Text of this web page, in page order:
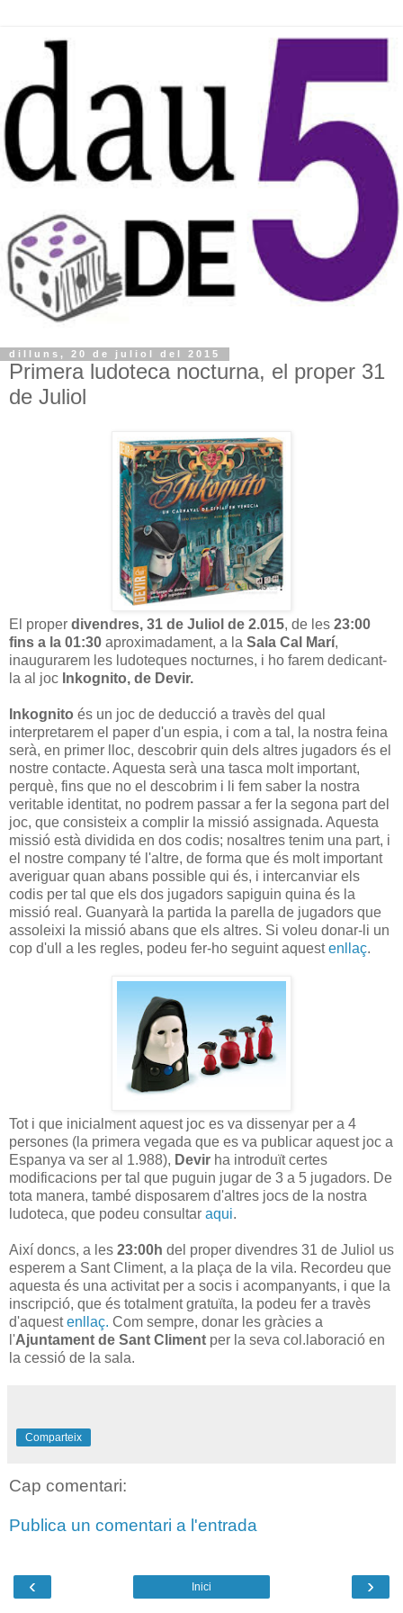
dilluns, 20 de juliol del 2015
Primera ludoteca nocturna, el proper 31
de Juliol
El proper divendres, 31 de Juliol de 2.015, de les 23:00
fins a la 01:30 aproximadament, a la Sala Cal Marí,
inaugurarem les ludoteques nocturnes, i ho farem dedicant-
la al joc Inkognito, de Devir.
Inkognito és un joc de deducció a travès del qual
interpretarem el paper d'un espia, i com a tal, la nostra feina
serà, en primer lloc, descobrir quin dels altres jugadors és el
nostre contacte. Aquesta serà una tasca molt important,
perquè, fins que no el descobrim i li fem saber la nostra
veritable identitat, no podrem passar a fer la segona part del
joc, que consisteix a complir la missió assignada. Aquesta
missió està dividida en dos codis; nosaltres tenim una part, i
el nostre company té l'altre, de forma que és molt important
averiguar quan abans possible qui és, i intercanviar els
codis per tal que els dos jugadors sapiguin quina és la
missió real. Guanyarà la partida la parella de jugadors que
assoleixi la missió abans que els altres. Si voleu donar-li un
cop d'ull a les regles, podeu fer-ho seguint aquestenllaç.
Tot i que inicialment aquest joc es va dissenyar per a 4
persones (la primera vegada que es va publicar aquest joc a
Espanya va ser al 1.988), Devir ha introduït certes
modificacions per tal que puguin jugar de 3 a 5 jugadors. De
tota manera, també disposarem d'altres jocs de la nostra
ludoteca, que podeu consultar aqui.
Així doncs, a les 23:00h del proper divendres 31 de Juliol us
esperem a Sant Climent, a la plaça de la vila. Recordeu que
aquesta és una activitat per a socis i acompanyants, i que la
inscripció, que és totalment gratuïta, la podeu fer a travès
d'aquestenllaç. Com sempre, donar les gràcies a
l'Ajuntament de Sant Climent per la seva col.laboració en
la cessió de la sala.
Comparteix
Cap comentari:
Publica un comentari a l'entrada
‹ ›
Inici